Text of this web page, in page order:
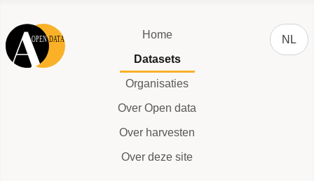
Home
Datasets
Organisaties
Over Open data
Over harvesten
Over deze site
NL